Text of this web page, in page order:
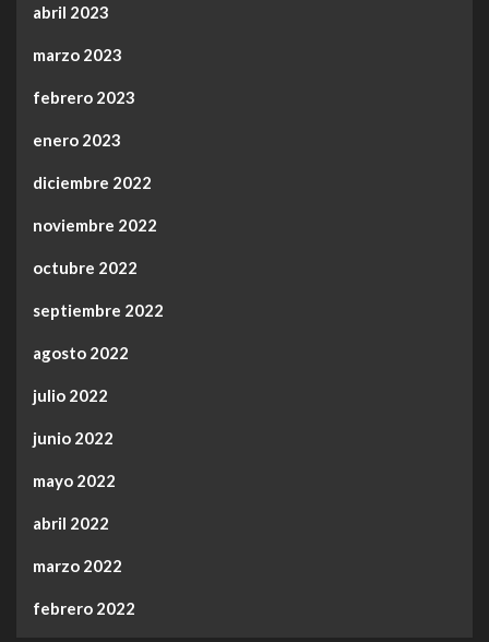
abril 2023
marzo 2023
febrero 2023
enero 2023
diciembre 2022
noviembre 2022
octubre 2022
septiembre 2022
agosto 2022
julio 2022
junio 2022
mayo 2022
abril 2022
marzo 2022
febrero 2022